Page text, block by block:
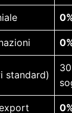
standard)